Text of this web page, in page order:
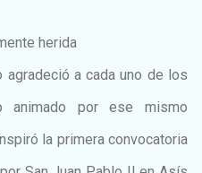
herida
agradeció a cada uno de los
animado por ese mismo
la primera convocatoria